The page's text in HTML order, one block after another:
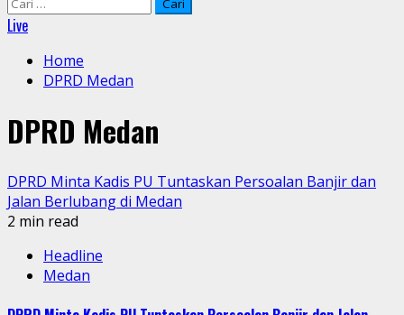
untuk:
Live
Home
DPRD Medan
DPRD Medan
DPRD Minta Kadis PU Tuntaskan Persoalan Banjir dan
Jalan Berlubang di Medan
2 min read
Headline
Medan